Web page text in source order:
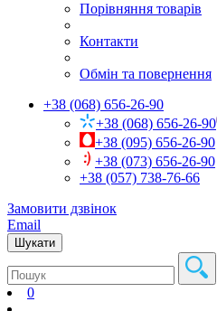
Порівняння товарів
Контакти
Обмін та повернення
+38 (068) 656-26-90
+38 (068) 656-26-90
+38 (095) 656-26-90
+38 (073) 656-26-90
+38 (057) 738-76-66
Замовити дзвінок
Email
Шукати
0